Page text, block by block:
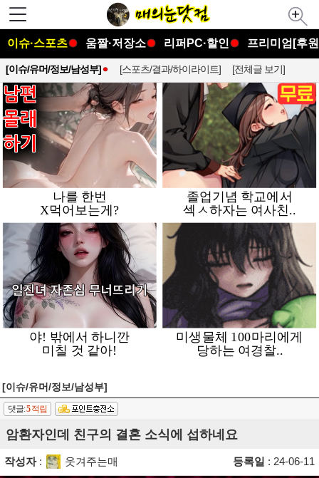
이슈·스포츠 움짤·저장소 리퍼PC·할인 프리미엄[후
[이슈/유머/정보/남성부] [스포츠/결과/하이라이트] [전체글 보기]
[이슈/유머/정보/남성부]
댓글:5적립
암환자인데 친구의 결혼 소식에 섭하네요
작성자: 웃겨주는매 등록일 : 24-06-11